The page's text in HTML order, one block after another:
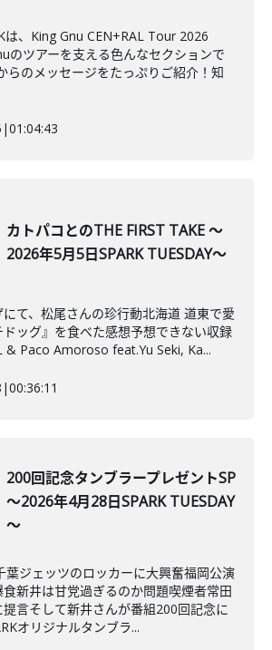
は、King Gnu CEN+RAL Tour 2026
のツアーを支える色んなセクションで
らのメッセージをたっぷりご紹介！知
|01:04:43
カトパコとのTHE FIRST TAKE ～
2026年5月5日SPARK TUESDAY～
て、松尾さんの珍行動北海道 道東で愛
ッグ』を食べた感想予想できない収録
& Paco Amoroso feat.Yu Seki, Ka...
|00:36:11
200回記念タンブラープレゼントSP
～2026年4月28日SPARK TUESDAY
～
葉ジェッツのロッカーに大興奮福岡公演
新井は甘党過ぎるのか問題喫煙者常田
言そして新井さんが番組200回記念に
オリジナルタンブラ...